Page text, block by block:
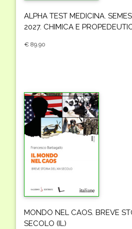
ALPHA TEST MEDICINA.
2027. CHIMICA E
€ 89.90
MONDO NEL CAOS. BREVE
SECOLO (IL)